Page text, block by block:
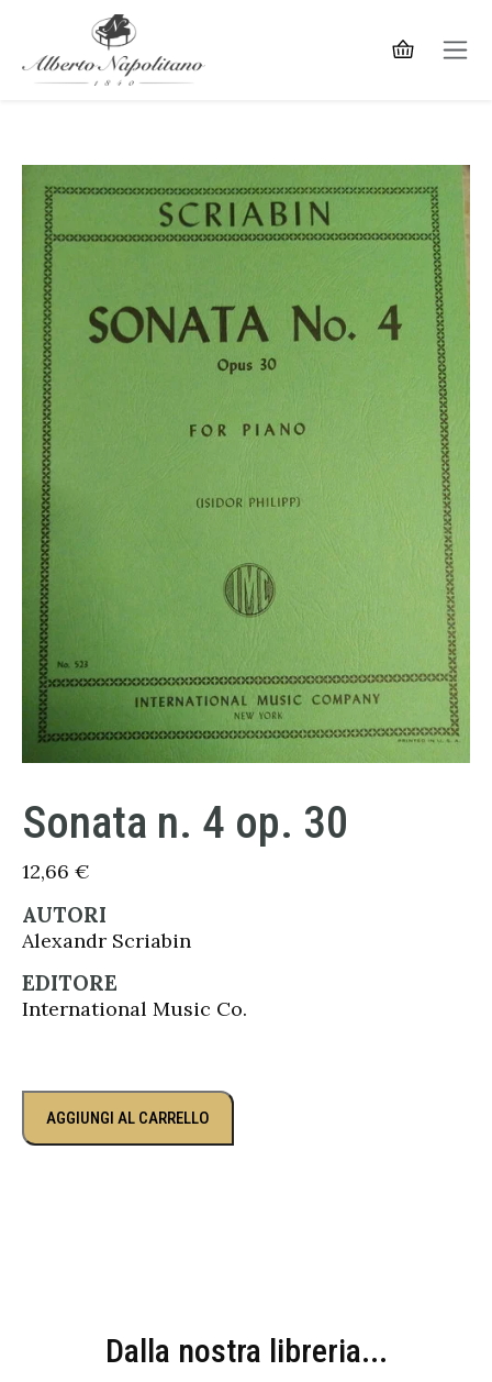
Sonata n. 4 op. 30
12,66 €
AUTORI
Alexandr Scriabin
EDITORE
International Music Co.
AGGIUNGI AL CARRELLO
Dalla nostra libreria...